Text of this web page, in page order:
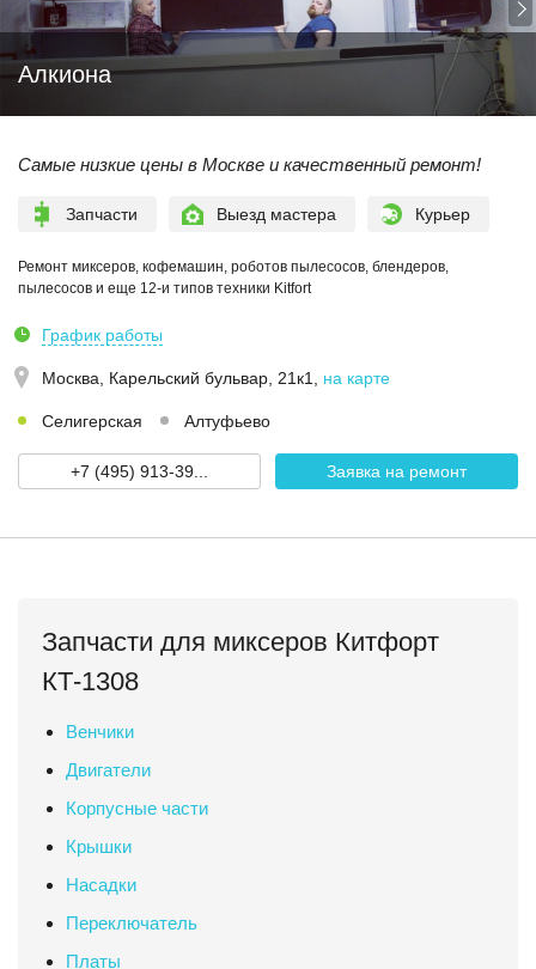
Алкиона
Самые низкие цены в Москве и качественный ремонт!
Запчасти Выезд мастера Курьер
Ремонт миксеров, кофемашин, роботов пылесосов, блендеров,
пылесосов и еще 12-и типов техники Kitfort
График работы
Москва, Карельский бульвар, 21к1 на карте
Селигерская Алтуфьево
+7 (495) 913-39... Заявка на ремонт
Запчасти для миксеров Китфорт
КТ-1308
Венчики
Двигатели
Корпусные части
Крышки
Насадки
Переключатель
Платы